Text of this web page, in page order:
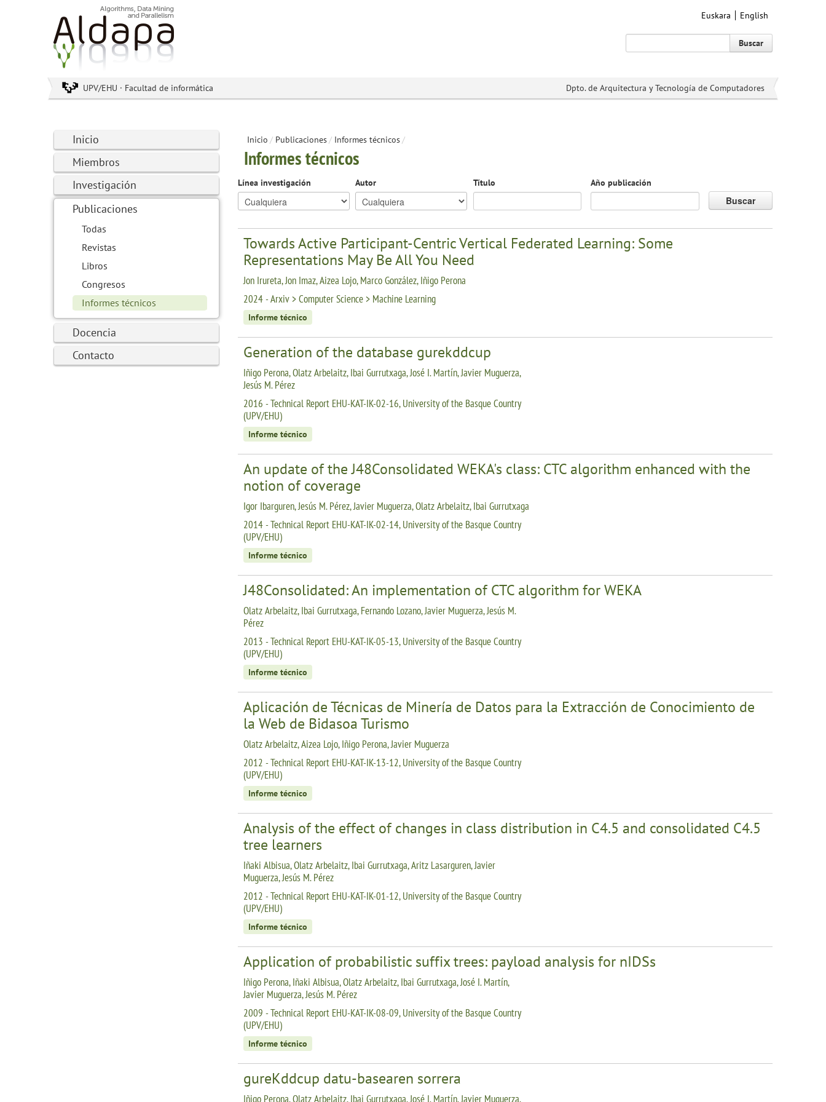
Euskara English
Buscar
UPV/EHU · Facultad de informática Dpto. de Arquitectura y Tecnología de Computadores
Inicio
Miembros
Investigación
Publicaciones
Todas
Revistas
Libros
Congresos
Informes técnicos
Docencia
Contacto
Inicio / Publicaciones/ Informes técnicos/
Informes técnicos
Línea investigación Autor Título Año publicación
Buscar
Towards Active Participant-Centric Vertical Federated Learning: Some
Representations May Be All You Need
Jon Irureta, Jon Imaz, Aizea Lojo, Marco González, Iñigo Perona
2024 - Arxiv > Computer Science > Machine Learning
Informe técnico
Generation of the database gurekddcup
Iñigo Perona, Olatz Arbelaitz, Ibai Gurrutxaga, José I. Martín, Javier Muguerza,
Jesús M. Pérez
2016 - Technical Report EHU-KAT-IK-02-16, University of the Basque Country
(UPV/EHU)
Informe técnico
An update of the J48Consolidated WEKA's class: CTC algorithm enhanced with the
notion of coverage
Igor Ibarguren, Jesús M. Pérez, Javier Muguerza, Olatz Arbelaitz, Ibai Gurrutxaga
2014 - Technical Report EHU-KAT-IK-02-14, University of the Basque Country
(UPV/EHU)
Informe técnico
J48Consolidated: An implementation of CTC algorithm for WEKA
Olatz Arbelaitz, Ibai Gurrutxaga, Fernando Lozano, Javier Muguerza, Jesús M.
Pérez
2013 - Technical Report EHU-KAT-IK-05-13, University of the Basque Country
(UPV/EHU)
Informe técnico
Aplicación de Técnicas de Minería de Datos para la Extracción de Conocimiento de
la Web de Bidasoa Turismo
Olatz Arbelaitz, Aizea Lojo, Iñigo Perona, Javier Muguerza
2012 - Technical Report EHU-KAT-IK-13-12, University of the Basque Country
(UPV/EHU)
Informe técnico
Analysis of the effect of changes in class distribution in C4.5 and consolidated C4.5
tree learners
Iñaki Albisua, Olatz Arbelaitz, Ibai Gurrutxaga, Aritz Lasarguren, Javier
Muguerza, Jesús M. Pérez
2012 - Technical Report EHU-KAT-IK-01-12, University of the Basque Country
(UPV/EHU)
Informe técnico
Application of probabilistic suffix trees: payload analysis for nIDSs
Iñigo Perona, Iñaki Albisua, Olatz Arbelaitz, Ibai Gurrutxaga, José I. Martín,
Javier Muguerza, Jesús M. Pérez
2009 - Technical Report EHU-KAT-IK-08-09, University of the Basque Country
(UPV/EHU)
Informe técnico
gureKddcup datu-basearen sorrera
Iñigo Perona, Olatz Arbelaitz, Ibai Gurrutxaga, José I. Martín, Javier Muguerza,